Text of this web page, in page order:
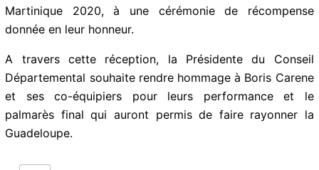
Martinique 2020, à une cérémonie de récompense
donnée en leur honneur.
A travers cette réception, la Présidente du Conseil
Départemental souhaite rendre hommage à Boris Carene
et ses co-équipiers pour leurs performance et le
palmarès final qui auront permis de faire rayonner la
Guadeloupe.